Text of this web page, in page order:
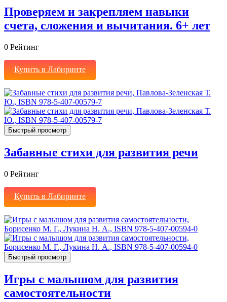
Проверяем и закрепляем навыки
счета, сложения и вычитания. 6+ лет
0 Рейтинг
Купить в Лабиринте
Быстрый просмотр
Забавные стихи для развития речи
0 Рейтинг
Купить в Лабиринте
Быстрый просмотр
Игры с малышом для развития
самостоятельности